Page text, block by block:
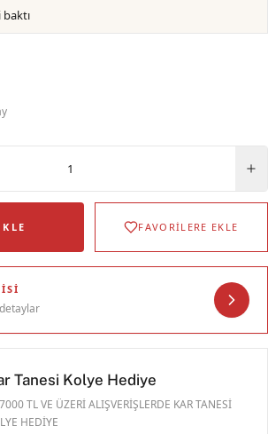
1
FAVORİLERE EKLE
Tanesi Kolye Hediye
TL VE ÜZERİ ALIŞVERİŞLERDE KAR TANESİ
HEDİYE